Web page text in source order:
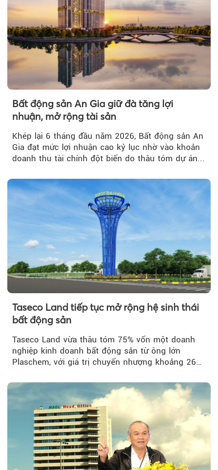
Bất động sản An Gia giữ đà tăng lợi
nhuận, mở rộng tài sản
Khép lại 6 tháng đầu năm 2026, Bất động sản An
Gia đạt mức lợi nhuận cao kỷ lục nhờ vào khoản
doanh thu tài chính đột biến do thâu tóm dự án...
Taseco Land tiếp tục mở rộng hệ sinh thái
bất động sản
Taseco Land vừa thâu tóm 75% vốn một doanh
nghiệp kinh doanh bất động sản từ ông lớn
Plaschem, với giá trị chuyển nhượng khoảng 262